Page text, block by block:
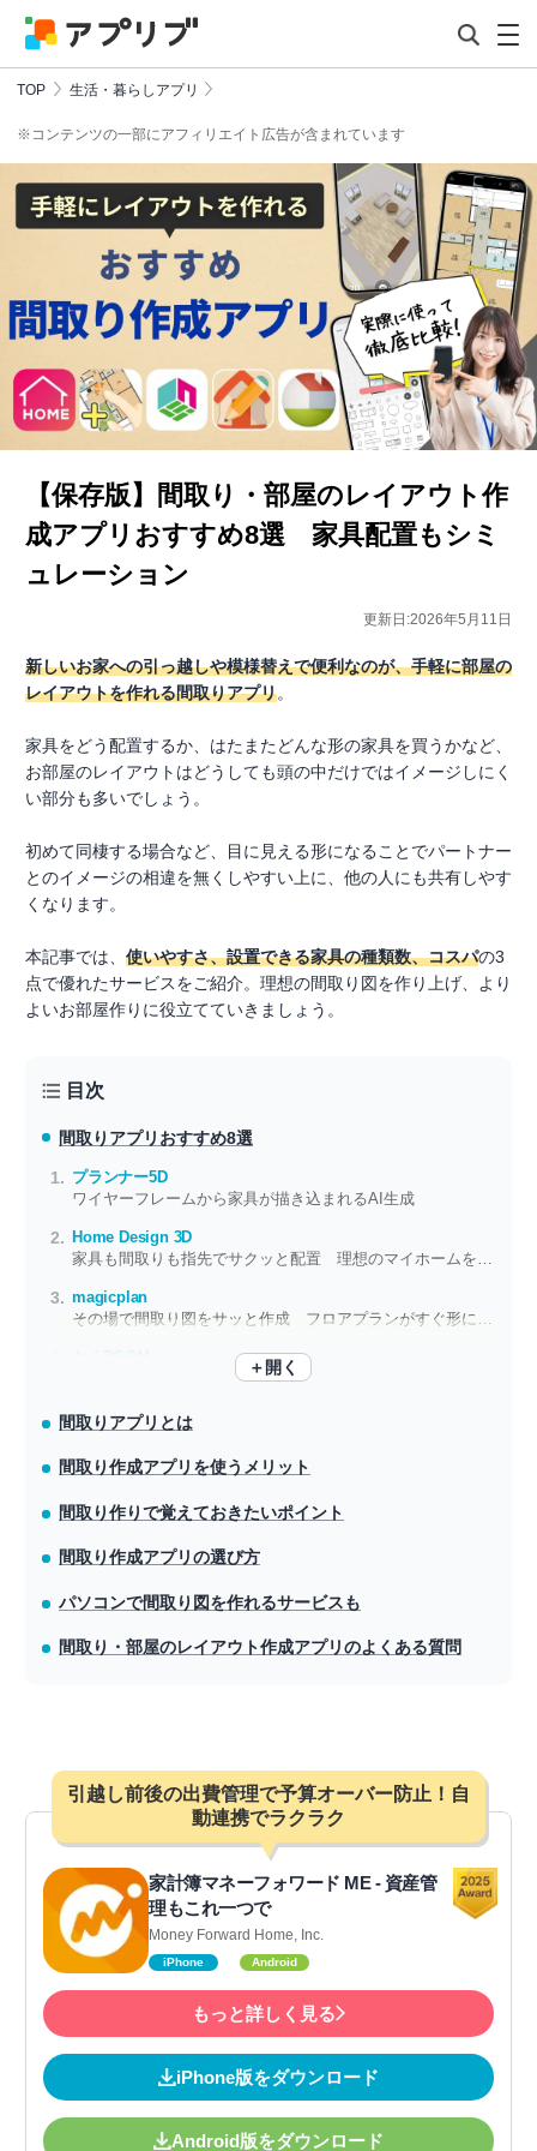
TOP 生活・暮らしアプリ
※コンテンツの一部にアフィリエイト広告が含まれています
【保存版】間取り・部屋のレイアウト作
成アプリおすすめ8選 家具配置もシミ
ュレーション
更新日:2026年5月11日
新しいお家への引っ越しや模様替えで便利なのが、手軽に部屋の
レイアウトを作れる間取りアプリ。
家具をどう配置するか、はたまたどんな形の家具を買うかなど、
お部屋のレイアウトはどうしても頭の中だけではイメージしにく
い部分も多いでしょう。
初めて同棲する場合など、目に見える形になることでパートナー
とのイメージの相違を無くしやすい上に、他の人にも共有しやす
くなります。
本記事では、 使いやすさ、設置できる家具の種類数、コスパの3
点で優れたサービスをご紹介。理想の間取り図を作り上げ、より
よいお部屋作りに役立てていきましょう。
目次
間取りアプリ おすすめ8選
プランナー5D
ワイヤーフレームから家具が描き込まれるAI生成
Home Design 3D
magicplan
お部屋づくりをもっと楽しく 家具もコーデもワンタップ
＋開く
間取りアプリとは
間取り作成アプリを使うメリット
間取り作りで覚えておきたいポイント
間取り作成アプリの選び方
パソコンで間取り図を作れるサービスも
間取り・部屋のレイアウト作成アプリのよくある質問
引越し前後の出費管理で予算オーバー防止！自
動連携でラクラク
家計簿マネーフォワード ME - 資産管
理もこれ一つで
Money Forward Home, Inc.
iPhone Android
もっと詳しく見る
iPhone版をダウンロード
Android版をダウンロード